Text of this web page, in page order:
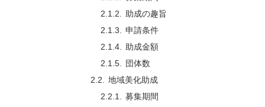
助成の趣旨
申請条件
助成金額
団体数
地域美化助成
募集期間